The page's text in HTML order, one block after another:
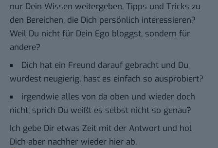
nur Dein Wissen weitergeben, Tipps und Tricks zu
den Bereichen, die Dich persönlich interessieren?
Weil Du nicht für Dein Ego bloggst, sondern für
andere?
Dich hat ein Freund darauf gebracht und Du
wurdest neugierig, hast es einfach so ausprobiert?
irgendwie alles von da oben und wieder doch
nicht, sprich Du weißt es selbst nicht so genau?
Ich gebe Dir etwas Zeit mit der Antwort und hol
Dich aber nachher wieder hier ab.